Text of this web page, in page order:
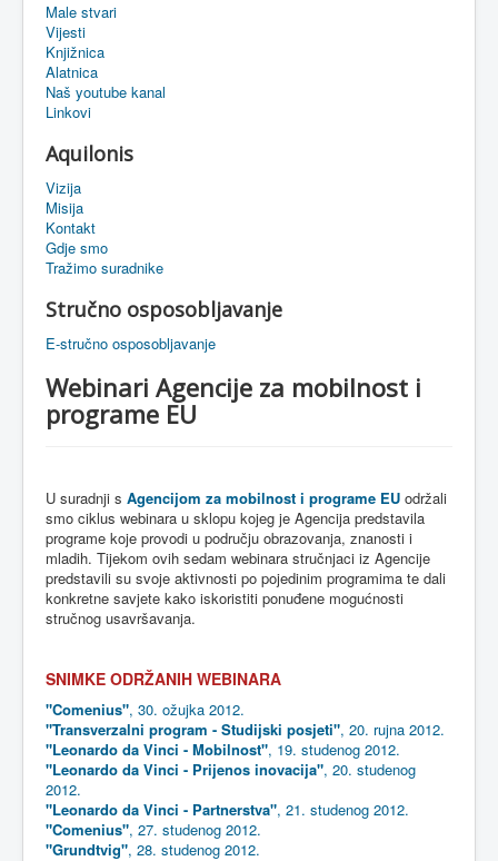
Sistemski alati
eMapa
Male stvari
Vijesti
Knjižnica
Alatnica
Naš youtube kanal
Linkovi
Aquilonis
Vizija
Misija
Kontakt
Gdje smo
Tražimo suradnike
Stručno osposobljavanje
E-stručno osposobljavanje
Webinari Agencije za mobilnost i
programe EU
U suradnji s Agencijom za mobilnost i programe EU održali
smo ciklus webinara u sklopu kojeg je Agencija predstavila
programe koje provodi u području obrazovanja, znanosti i
mladih. Tijekom ovih sedam webinara stručnjaci iz Agencije
predstavili su svoje aktivnosti po pojedinim programima te dali
konkretne savjete kako iskoristiti ponuđene mogućnosti
stručnog usavršavanja.
SNIMKE ODRŽANIH WEBINARA
"Comenius", 30. ožujka 2012.
"Transverzalni program - Studijski posjeti", 20. rujna 2012.
"Leonardo da Vinci - Mobilnost", 19. studenog 2012.
"Leonardo da Vinci - Prijenos inovacija", 20. studenog
2012.
"Leonardo da Vinci - Partnerstva", 21. studenog 2012.
"Comenius", 27. studenog 2012.
"Grundtvig", 28. studenog 2012.